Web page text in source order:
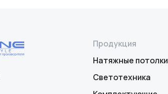
Продукция
Натяжные потолки
Светотехника